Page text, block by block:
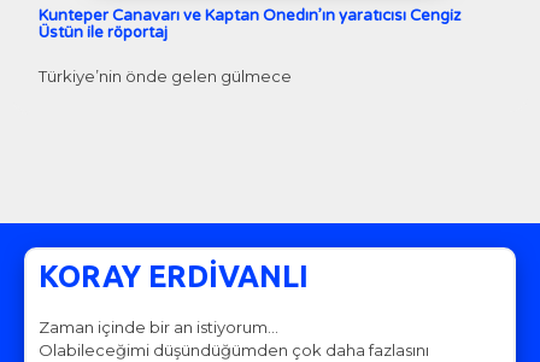
Kunteper Canavarı ve Kaptan Onedın’ın yaratıcısı Cengiz
Üstün ile röportaj
Türkiye’nin önde gelen gülmece
KORAY ERDİVANLI
Zaman içinde bir an istiyorum…
Olabileceğimi düşündüğümden çok daha fazlasını